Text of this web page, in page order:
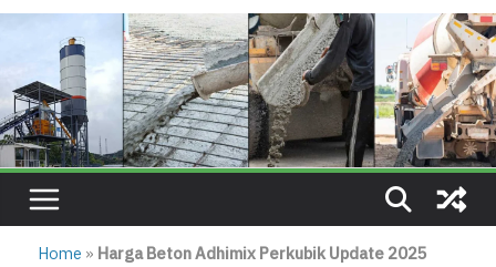
Home » Harga Beton Adhimix Perkubik Update 2025